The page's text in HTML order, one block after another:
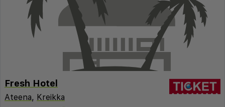
Fresh Hotel
Ateena, Kreikka